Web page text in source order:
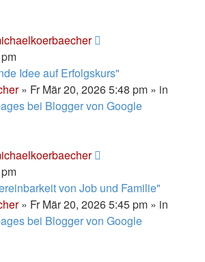
Idee auf Erfolgskurs"
» Fr Mär 20, 2026 5:48 pm » in
bei Blogger von Google
von Job und Familie"
» Fr Mär 20, 2026 5:45 pm » in
bei Blogger von Google